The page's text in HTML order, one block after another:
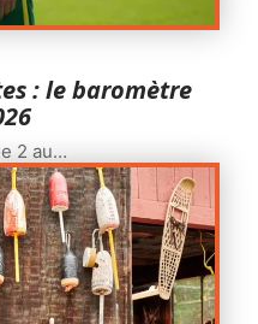
: le baromètre
2 au…